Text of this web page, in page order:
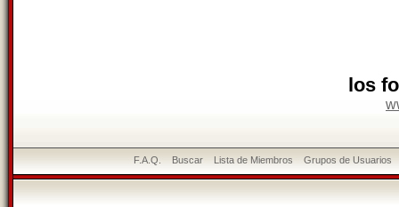
los
F.A.Q. Buscar Lista de Miembros Grupos de Usuarios